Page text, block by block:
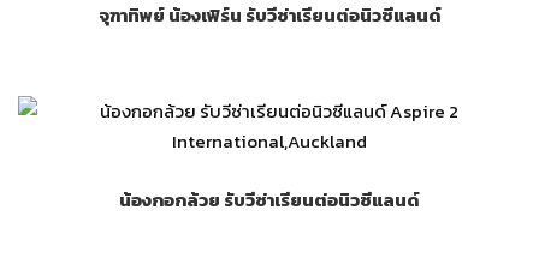
จุฑาทิพย์ น้องเฟิร์น รับวีซ่าเรียนต่อนิวซีแลนด์
น้องกอกล้วย รับวีซ่าเรียนต่อนิวซีแลนด์